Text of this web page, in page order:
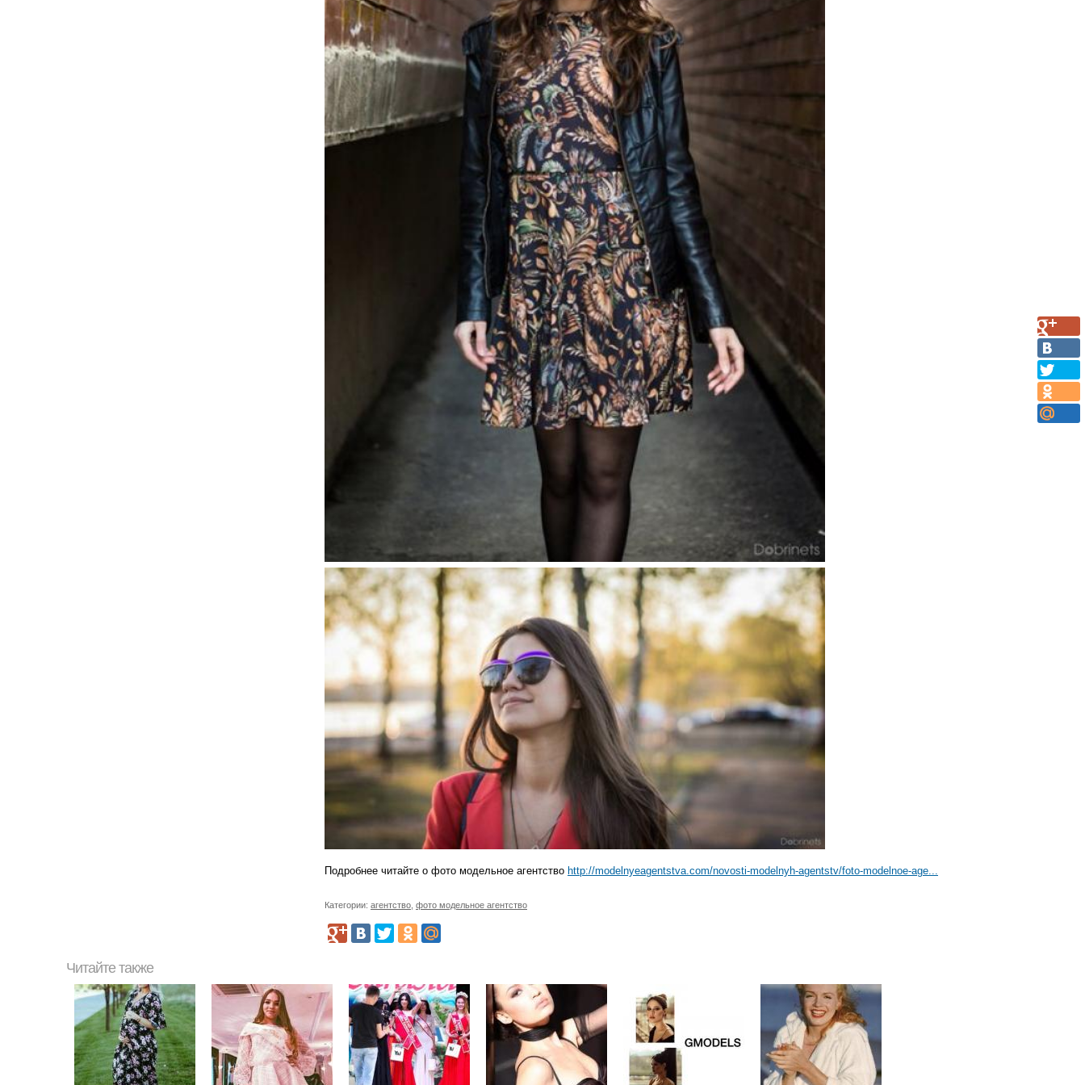
Подробнее читайте о фото модельное агентство http://modelnyeagentstva.com/novosti-modelnyh-agentstv/foto-modelnoe-age...
Категории: агентство фото модельное агентство
Читайте также